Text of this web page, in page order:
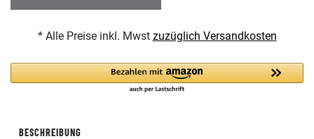
* Alle Preise inkl. Mwst zuzüglich Versandkosten
BESCHREIBUNG